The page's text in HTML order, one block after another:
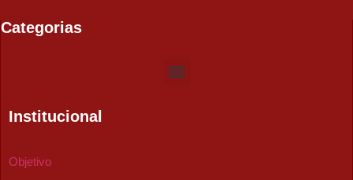
Categorias
Institucional
Objetivo